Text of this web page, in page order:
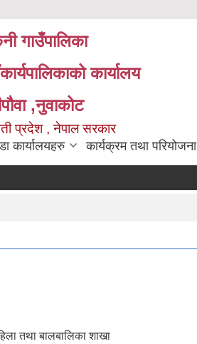
गाउँपालिका
कार्यालय
,नुवाकोट
प्रदेश , नेपाल सरकार
कार्यालयहरु कार्यक्रम तथा परियोजना
तथा बालबालिका शाखा